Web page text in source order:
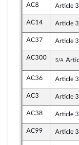
AC8 Article
AC14 Article
AC37 Article
AC300
AC36 Article
AC3 Article
AC38 Article
AC99 Article